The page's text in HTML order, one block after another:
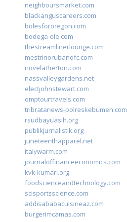
neighboursmarket.com
blackanguscareers.com
bolesfororegon.com
bodega-ole.com
thestreamlinerlounge.com
mestrinorubanofc.com
novelatherton.com
nassvalleygardens.net
electjohnstewart.com
omptourtravels.com
tribratanews-polreskebumen.com
rsudbayuasih.org
publikjurnalistik.org
juneteenthapparel.net
italywarm.com
journaloffinanceeconomics.com
kvk-kumari.org
foodscienceandtechnology.com
scisportsscience.com
addisababacuisineaz.com
burgerimcamas.com